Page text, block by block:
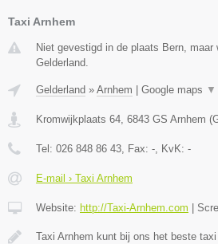
Taxi Arnhem
Niet gevestigd in de plaats Bern, maar
Gelderland.
Gelderland » Arnhem Google maps ▼
Kromwijkplaats 64, 6843 GS Arnhem (
Tel: 026 848 86 43, Fax: -, KvK: -
E-mail › Taxi Arnhem
Website: http://Taxi-Arnhem.com
Taxi Arnhem kunt bij ons het beste